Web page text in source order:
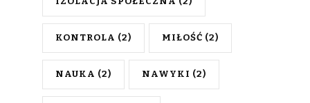
KONTROLA (2) MIŁOŚĆ (2)
NAUKA (2) NAWYKI (2)